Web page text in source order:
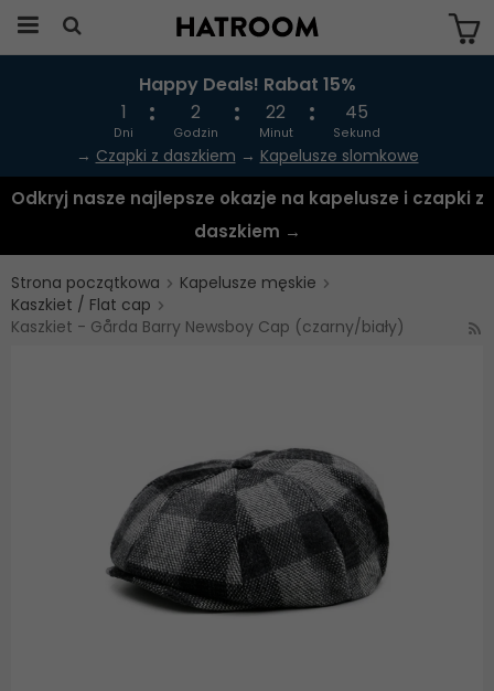
Produkten har blivit tillagd i varukorgen
Happy Deals! Rabat 15%
1
Dni
2
Godzin
22
Minut
44
Sekund
→ Czapki z daszkiem → Kapelusze slomkowe
Odkryj nasze najlepsze okazje na kapelusze i czapki z
daszkiem →
Strona początkowa
Kapelusze męskie
Kaszkiet / Flat cap
Kaszkiet - Gårda Barry Newsboy Cap (czarny/biały)